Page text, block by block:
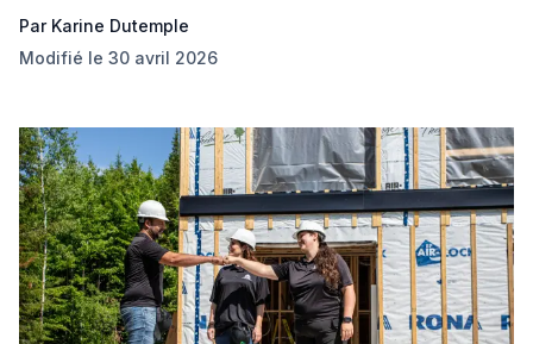
Par Karine Dutemple
Modifié le 30 avril 2026